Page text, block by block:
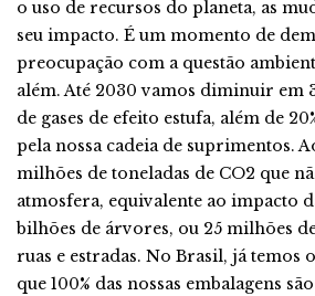
o uso de recursos do planeta, as
seu impacto. É um momento de
preocupação com a questão
além. Até 2030 vamos diminuir em
de gases de efeito estufa, além de
pela nossa cadeia de suprimentos.
milhões de toneladas de CO2 que
atmosfera, equivalente ao impacto
bilhões de árvores, ou 25 milhões
ruas e estradas. No Brasil, já temos
que 100% das nossas embalagens